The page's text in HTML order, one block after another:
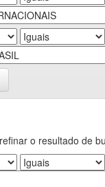
o resultado de